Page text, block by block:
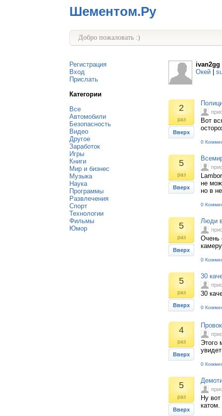
Шементом.Ру
Добро пожаловать :)
Регистрация
Вход
Прислать
Категории
Все
Автомобили
Безопасность
Видео
Другое
Заработок
Игры
Книги
Мир и бизнес
Музыка
Наука
Программы
Развлечения
Спорт
Технологии
Фильмы
Юмор
ivan2gg
Окей
2
раз
Вверх
Вот
0
5
раз
Вверх
не
но в
0
5
раз
Вверх
Люди
Очень
0
5
раз
Вверх
30
30
0
4
раз
Вверх
Этого
0
5
раз
Вверх
Ну
катом.